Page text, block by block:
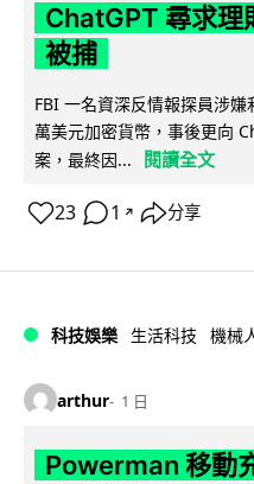
ChatGPT 尋求理
被捕
FBI 一名資深反情報探員涉
萬美元加密貨幣，事後更向
案，最終因...
閱讀全文
23 1 ↗ 分享
科技娛樂 生活科技 機械
arthur 1 日
Powerman 移動